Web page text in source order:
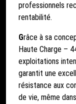
professionnels
rentabilité.
Grâce à sa
Haute Charge –
exploitations
garantit une
résistance aux
de vie, même